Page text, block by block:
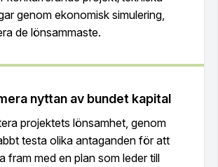
genom ekonomisk simulering,
de lönsammaste.
nyttan av bundet kapital
projektets lönsamhet, genom
testa olika antaganden för att
fram med en plan som leder till